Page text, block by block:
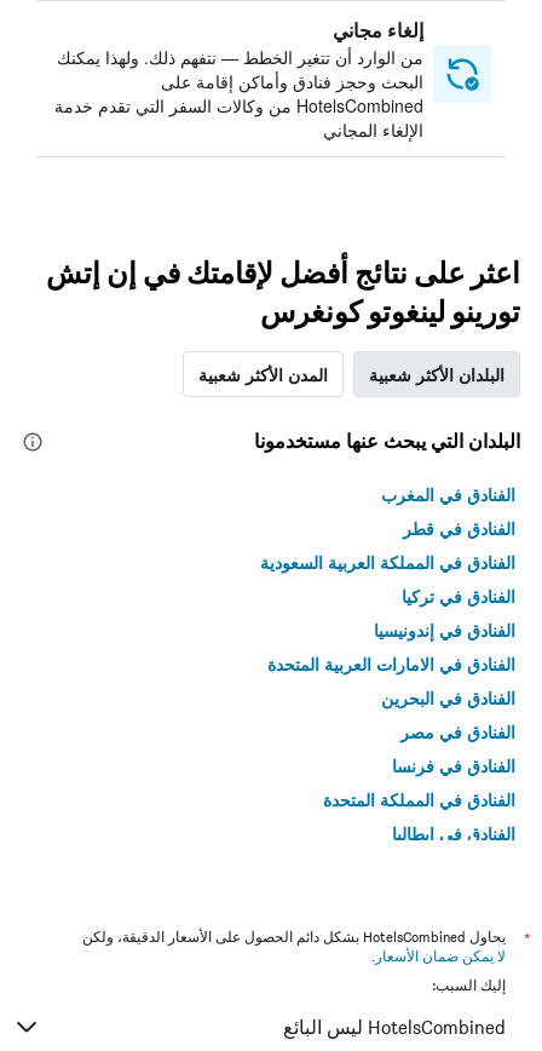
إلغاء مجاني
من الوارد أن تتغير الخطط — نتفهم ذلك. ولهذا يمكنك
البحث وحجز فنادق وأماكن إقامة على
HotelsCombined من وكالات السفر التي تقدم خدمة
الإلغاء المجاني
اعثر على نتائج أفضل لإقامتك في إن إتش
تورينو لينغوتو كونغرس
البلدان الأكثر شعبية المدن الأكثر شعبية
البلدان التي يبحث عنها مستخدمونا
الفنادق في المغرب
الفنادق في قطر
الفنادق في المملكة العربية السعودية
الفنادق في تركيا
الفنادق في إندونيسيا
الفنادق في الامارات العربية المتحدة
الفنادق في البحرين
الفنادق في مصر
الفنادق في فرنسا
الفنادق في المملكة المتحدة
الفنادق في إيطاليا
*
يحاول HotelsCombined بشكل دائم الحصول على الأسعار الدقيقة، ولكن
لا يمكن ضمان الأسعار .
إليك السبب:
HotelsCombined ليس البائع